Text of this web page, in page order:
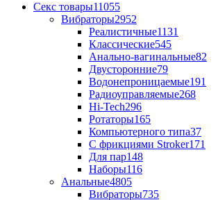
Секс товары11055
Вибраторы2952
Реалистичные1131
Классические545
Анально-вагинальные82
Двусторонние79
Водонепроницаемые191
Радиоуправляемые268
Hi-Tech296
Ротаторы165
Компьютерного типа37
С фрикциями Stroker171
Для пар148
Наборы116
Анальные4805
Вибраторы735